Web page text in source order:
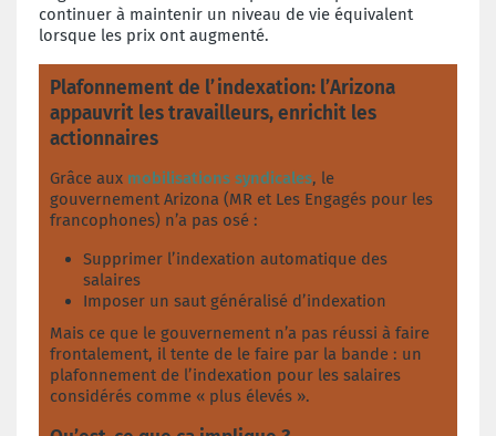
continuer à maintenir un niveau de vie équivalent
lorsque les prix ont augmenté.
Plafonnement de l’indexation: l’Arizona
appauvrit les travailleurs, enrichit les
actionnaires
Grâce aux mobilisations syndicales, le
gouvernement Arizona (MR et Les Engagés pour les
francophones) n’a pas osé :
Supprimer l’indexation automatique des
salaires
Imposer un saut généralisé d’indexation
Mais ce que le gouvernement n’a pas réussi à faire
frontalement, il tente de le faire par la bande : un
plafonnement de l’indexation pour les salaires
considérés comme « plus élevés ».